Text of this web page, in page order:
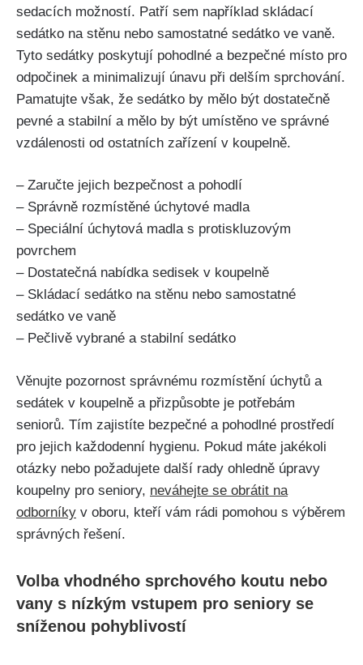
sedacích možností. Patří sem například skládací
sedátko na stěnu nebo samostatné sedátko ve vaně.
Tyto sedátky poskytují pohodlné a bezpečné místo pro
odpočinek a minimalizují únavu při delším sprchování.
Pamatujte však, že sedátko by mělo být dostatečně
pevné a stabilní a mělo by být umístěno ve správné
vzdálenosti od ostatních zařízení v koupelně.
– Zaručte jejich bezpečnost a pohodlí
– Správně rozmístěné úchytové madla
– Speciální úchytová madla s protiskluzovým
povrchem
– Dostatečná nabídka sedisek v koupelně
– Skládací sedátko na stěnu nebo samostatné
sedátko ve vaně
– Pečlivě vybrané a stabilní sedátko
Věnujte pozornost správnému rozmístění úchytů a
sedátek v koupelně a přizpůsobte je potřebám
seniorů. Tím zajistíte bezpečné a pohodlné prostředí
pro jejich každodenní hygienu. Pokud máte jakékoli
otázky nebo požadujete další rady ohledně úpravy
koupelny pro seniory, neváhejte se obrátit na
odborníky v oboru, kteří vám rádi pomohou s výběrem
správných řešení.
Volba vhodného sprchového koutu nebo
vany s nízkým vstupem pro seniory se
sníženou pohyblivostí